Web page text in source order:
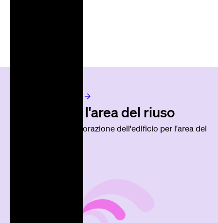
Second life, l'area del riuso
Identità visiva e decorazione dell'edificio per l'area del